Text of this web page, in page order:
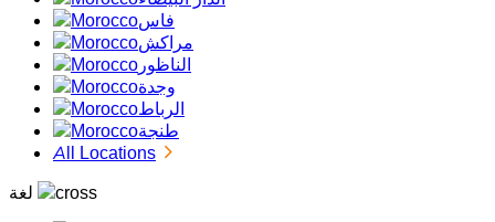
فاس
مراكش
الناظور
وجدة
الرباط
طنجة
All Locations